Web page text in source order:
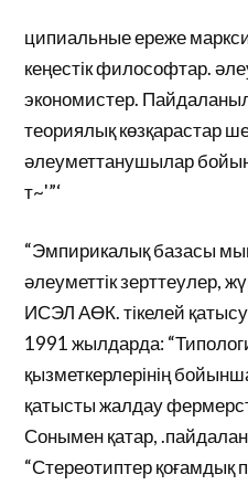
ципиальные ереже
кеңестік философтар.
экономистер.
теориялық көзқарастар
әлеуметтанушылар
т~'”‘
“Эмпирикалық базасы
әлеуметтік зерттеулер,
ИСЭЛ АӨК. тікелей
1991 жылдарда:
қызметкерлерінің
қатысты жалдау
Сонымен қатар,
“Стереотиптер қоғамдық